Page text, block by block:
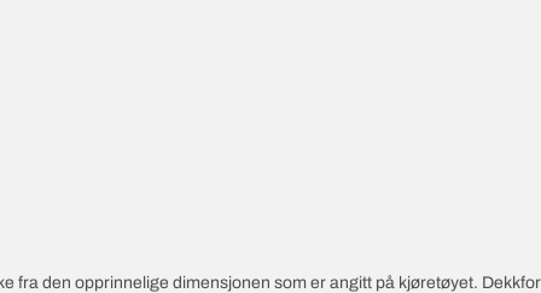
fra den opprinnelige dimensjonen som er angitt på kjøretøyet.